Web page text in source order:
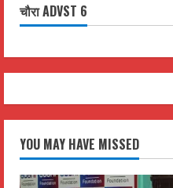
चौरा ADVST 6
YOU MAY HAVE MISSED